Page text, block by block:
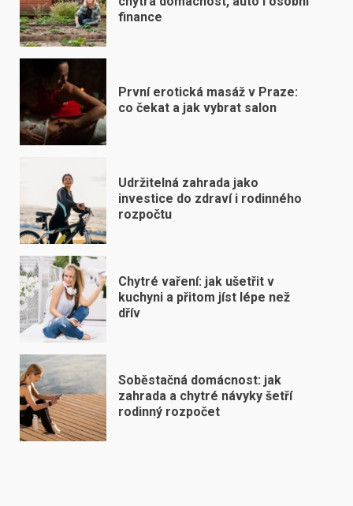
finance
První erotická masáž v Praze:
co čekat a jak vybrat salon
Udržitelná zahrada jako
investice do zdraví i rodinného
rozpočtu
Chytré vaření: jak ušetřit v
kuchyni a přitom jíst lépe než
dřív
Soběstačná domácnost: jak
zahrada a chytré návyky šetří
rodinný rozpočet